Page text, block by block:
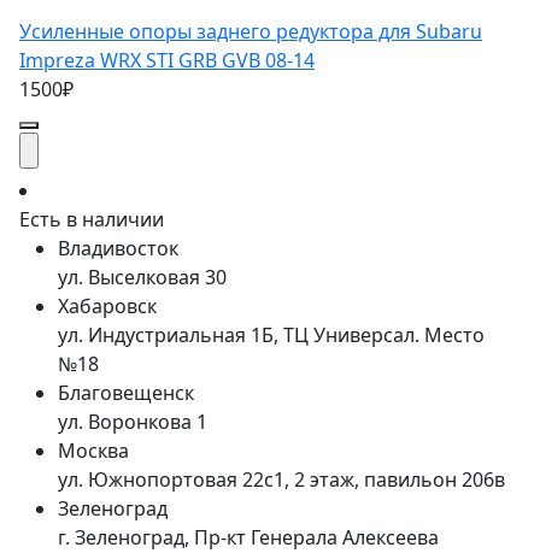
Усиленные опоры заднего редуктора для Subaru
Impreza WRX STI GRB GVB 08-14
1500₽
Есть в наличии
Владивосток
ул. Выселковая 30
Хабаровск
ул. Индустриальная 1Б, ТЦ Универсал. Место
№18
Благовещенск
ул. Воронкова 1
Москва
ул. Южнопортовая 22с1, 2 этаж, павильон 206в
Зеленоград
г. Зеленоград, Пр-кт Генерала Алексеева